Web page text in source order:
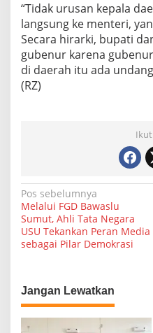
“Tidak urusan kepala
langsung ke menteri,
Secara hirarki, bupati
gubenur karena
di daerah itu ada
(RZ)
N
a
v
a
s
Pos sebelumnya
Melalui FGD Bawaslu
Sumut, Ahli Tata Negara
USU Tekankan Peran Media
sebagai Pilar Demokrasi
Jangan Lewatkan